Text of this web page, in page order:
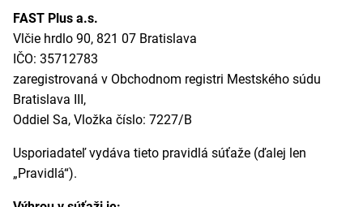
FAST Plus a.s.
Vlčie hrdlo 90, 821 07 Bratislava
IČO: 35712783
zaregistrovaná v Obchodnom registri Mestského súdu
Bratislava III,
Oddiel Sa, Vložka číslo: 7227/B
Usporiadateľ vydáva tieto pravidlá súťaže (ďalej len
„Pravidlá“).